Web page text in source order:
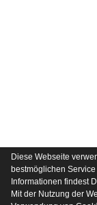
Diese Webseite
bestmöglichen
Informationen findest
Mit der Nutzung der